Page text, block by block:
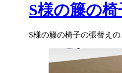
S様の籐の
S様の籐の椅子の張替え